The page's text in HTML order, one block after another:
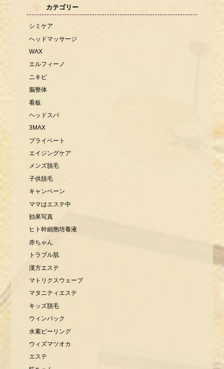
カテゴリー
シミケア
ヘッドマッサージ
WAX
エルフィーノ
ニキビ
脳整体
看板
ヘッドスパ
3MAX
プライベート
エイジングケア
メンズ脱毛
子供脱毛
キャンペーン
ママはエステ中
効果写真
ヒト幹細胞培養液
赤ちゃん
トラブル肌
漢方エステ
マトリクスウェーブ
マタニティエステ
キッズ脱毛
ウィンバック
水素ピーリング
ウィズマツオカ
エステ